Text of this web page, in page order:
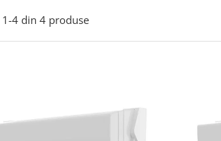
1-4 din 4 produse